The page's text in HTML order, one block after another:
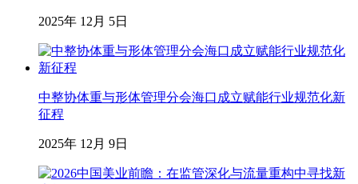
2025年 12月 5日
中整协体重与形体管理分会海口成立赋能行业规范化新
征程
2025年 12月 9日